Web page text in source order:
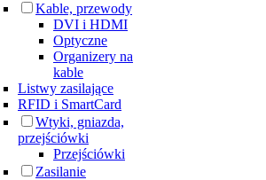
Kable, przewody
DVI i HDMI
Optyczne
Organizery na
kable
Listwy zasilające
RFID i SmartCard
Wtyki, gniazda,
przejściówki
Przejściówki
Zasilanie